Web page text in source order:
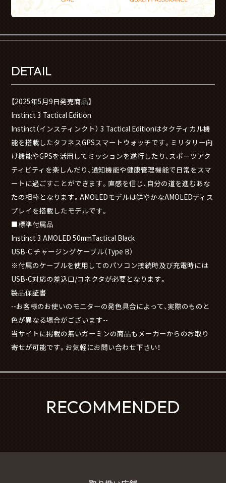
DETAIL
【2025年5月9日発売商品】
Instinct 3 Tactical Edition
Instinct（インスティンクト） 3 Tactical Editionはタクティカル機
能を搭載したタフネスGPSスマートウォッチです。ミリタリー向
け機能やGPSを活用してミッションを遂行したり、スポーツアク
ティビティを楽しんだり、通知機能や健康管理機能で日常をスマ
ートに過ごすことができます。直感を信じ、自分の道を進むあな
たの相棒となります。AMOLEDモデルは鮮やかなAMOLEDディス
プレイを搭載したモデルです。
■標準付属品
Instinct 3 AMOLED 50mmTactical Black
USB-C チャージングケーブル（Type B）
※付属のケーブルを使用してのパソコン接続時及び充電時には
USB-C対応の差込口/コネクタが必要となります。
製品保証書
--お客様のお使いのモニターの発色具合によって、実際のものと
色が異なる場合がございます--
当サイトに掲載の無いガーミンの商品もメーカーからのお取り
寄せが可能です。お気軽にお問い合わせ下さい！
RECOMMENDED